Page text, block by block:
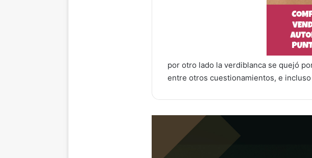
por otro lado la verdiblanca se quejó
entre otros cuestionamientos, e